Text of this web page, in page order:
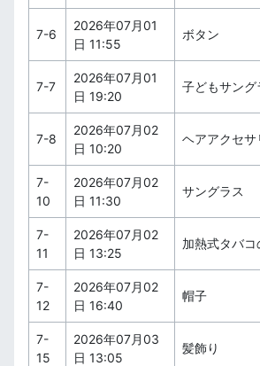
7-6
2026年07月01
日 11:55
ボタン
7-7
2026年07月01
日 19:20
子どもサング
7-8
2026年07月02
日 10:20
ヘアアクセサ
7-
10
2026年07月02
日 11:30
サングラス
7-
11
2026年07月02
日 13:25
加熱式タバコ
7-
12
2026年07月02
日 16:40
帽子
7-
15
2026年07月03
日 13:05
髪飾り